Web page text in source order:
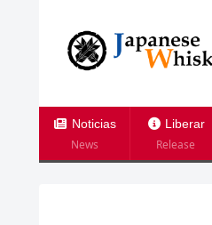
Noticias
News
Liberar
Release